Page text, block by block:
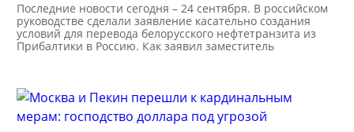
Последние новости сегодня – 24 сентября. В российском
руководстве сделали заявление касательно создания
условий для перевода белорусского нефтетранзита из
Прибалтики в Россию. Как заявил заместитель